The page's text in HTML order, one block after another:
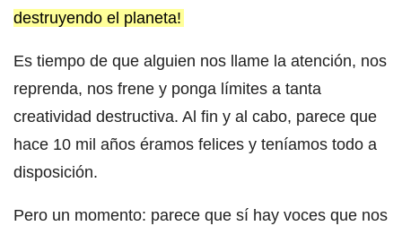
destruyendo el planeta!
Es tiempo de que alguien nos llame la atención, nos
reprenda, nos frene y ponga límites a tanta
creatividad destructiva. Al fin y al cabo, parece que
hace 10 mil años éramos felices y teníamos todo a
disposición.
Pero un momento: parece que sí hay voces que nos